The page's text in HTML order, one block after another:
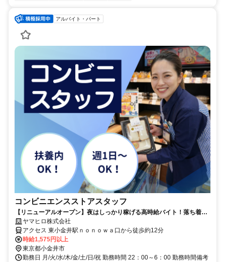
アルバイト・パート
コンビニエンスストアスタッフ
【リニューアルオープン】夜はしっかり稼げる高時給バイト！落ち着い
た時間で安心スタート♪
ヤマヒロ株式会社
アクセス 東小金井駅ｎｏｎｏｗａ口から徒歩約12分
時給1,575円以上
東京都小金井市
勤務日 月/火/水/木/金/土/日/祝 勤務時間 22：00～6：00 勤務時間備考